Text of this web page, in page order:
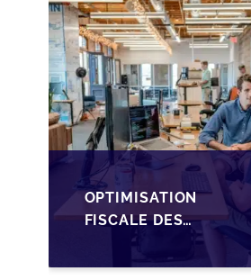
SOPARFI
OPTIMISATION
FISCALE DES
TRANSMISSIONS VIA
LA HOLDING SOPARFI